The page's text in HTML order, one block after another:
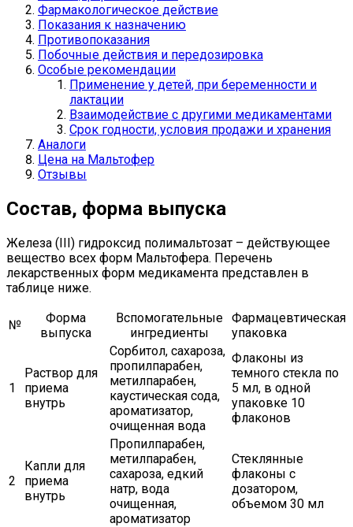
Фармакологическое действие
Показания к назначению
Противопоказания
Побочные действия и передозировка
Особые рекомендации
Применение у детей, при беременности и
лактации
Взаимодействие с другими медикаментами
Срок годности, условия продажи и хранения
Аналоги
Цена на Мальтофер
Отзывы
Состав, форма выпуска
Железа (III) гидроксид полимальтозат – действующее
вещество всех форм Мальтофера. Перечень
лекарственных форм медикамента представлен в
таблице ниже.
№
Форма
выпуска
Вспомогательные
ингредиенты
Фармацевтическая
упаковка
1
Раствор для
приема
внутрь
Сорбитол, сахароза,
пропилпарабен,
метилпарабен,
каустическая сода,
ароматизатор,
очищенная вода
Флаконы из
темного стекла по
5 мл, в одной
упаковке 10
флаконов
2
Капли для
приема
внутрь
Пропилпарабен,
метилпарабен,
сахароза, едкий
натр, вода
очищенная,
ароматизатор
Стеклянные
флаконы с
дозатором,
объемом 30 мл